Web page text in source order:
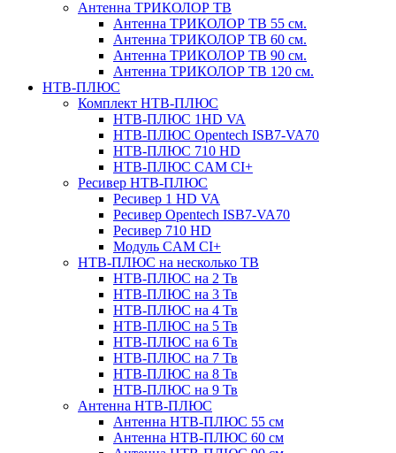
Антенна ТРИКОЛОР ТВ
Антенна ТРИКОЛОР ТВ 55 см.
Антенна ТРИКОЛОР ТВ 60 см.
Антенна ТРИКОЛОР ТВ 90 см.
Антенна ТРИКОЛОР ТВ 120 см.
НТВ-ПЛЮС
Комплект НТВ-ПЛЮС
НТВ-ПЛЮС 1HD VA
НТВ-ПЛЮС Opentech ISB7-VA70
НТВ-ПЛЮС 710 HD
НТВ-ПЛЮС CAM CI+
Ресивер НТВ-ПЛЮС
Ресивер 1 HD VA
Ресивер Opentech ISB7-VA70
Ресивер 710 HD
Модуль CAM CI+
НТВ-ПЛЮС на несколько ТВ
НТВ-ПЛЮС на 2 Тв
НТВ-ПЛЮС на 3 Тв
НТВ-ПЛЮС на 4 Тв
НТВ-ПЛЮС на 5 Тв
НТВ-ПЛЮС на 6 Тв
НТВ-ПЛЮС на 7 Тв
НТВ-ПЛЮС на 8 Тв
НТВ-ПЛЮС на 9 Тв
Антенна НТВ-ПЛЮС
Антенна НТВ-ПЛЮС 55 см
Антенна НТВ-ПЛЮС 60 см